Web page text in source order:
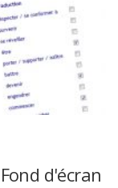
d'écran